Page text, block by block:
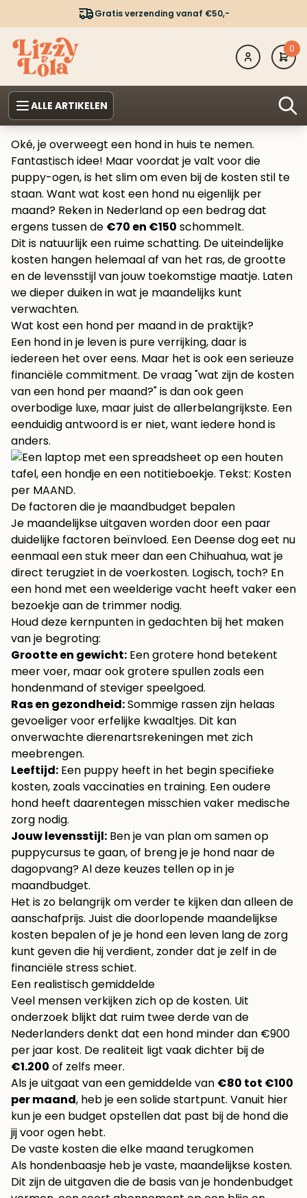
Gratis verzending vanaf €50,-
0
ALLE ARTIKELEN
Oké, je overweegt een hond in huis te nemen.
Fantastisch idee! Maar voordat je valt voor die
puppy-ogen, is het slim om even bij de kosten stil te
staan. Want wat kost een hond nu eigenlijk per
maand? Reken in Nederland op een bedrag dat
ergens tussen de €70 en €150 schommelt.
Dit is natuurlijk een ruime schatting. De uiteindelijke
kosten hangen helemaal af van het ras, de grootte
en de levensstijl van jouw toekomstige maatje. Laten
we dieper duiken in wat je maandelijks kunt
verwachten.
Wat kost een hond per maand in de praktijk?
Een hond in je leven is pure verrijking, daar is
iedereen het over eens. Maar het is ook een serieuze
financiële commitment. De vraag "wat zijn de kosten
van een hond per maand?" is dan ook geen
overbodige luxe, maar juist de allerbelangrijkste. Een
eenduidig antwoord is er niet, want iedere hond is
anders.
De factoren die je maandbudget bepalen
Je maandelijkse uitgaven worden door een paar
duidelijke factoren beïnvloed. Een Deense dog eet nu
eenmaal een stuk meer dan een Chihuahua, wat je
direct terugziet in de voerkosten. Logisch, toch? En
een hond met een weelderige vacht heeft vaker een
bezoekje aan de trimmer nodig.
Houd deze kernpunten in gedachten bij het maken
van je begroting:
Grootte en gewicht: Een grotere hond betekent
meer voer, maar ook grotere spullen zoals een
hondenmand of steviger speelgoed.
Ras en gezondheid:Sommige rassen zijn helaas
gevoeliger voor erfelijke kwaaltjes. Dit kan
onverwachte dierenartsrekeningen met zich
meebrengen.
Leeftijd: Een puppy heeft in het begin specifieke
kosten, zoals vaccinaties en training. Een oudere
hond heeft daarentegen misschien vaker medische
zorg nodig.
Jouw levensstijl: Ben je van plan om samen op
puppycursus te gaan, of breng je je hond naar de
dagopvang? Al deze keuzes tellen op in je
maandbudget.
Het is zo belangrijk om verder te kijken dan alleen de
aanschafprijs. Juist die doorlopende maandelijkse
kosten bepalen of je je hond een leven lang de zorg
kunt geven die hij verdient, zonder dat je zelf in de
financiële stress schiet.
Een realistisch gemiddelde
Veel mensen verkijken zich op de kosten. Uit
onderzoek blijkt dat ruim twee derde van de
Nederlanders denkt dat een hond minder dan €900
per jaar kost. De realiteit ligt vaak dichter bij de
€1.200 of zelfs meer.
Als je uitgaat van een gemiddelde van €80 tot €100
per maand, heb je een solide startpunt. Vanuit hier
kun je een budget opstellen dat past bij de hond die
jij voor ogen hebt.
De vaste kosten die elke maand terugkomen
Als hondenbaasje heb je vaste, maandelijkse kosten.
Dit zijn de uitgaven die de basis van je hondenbudget